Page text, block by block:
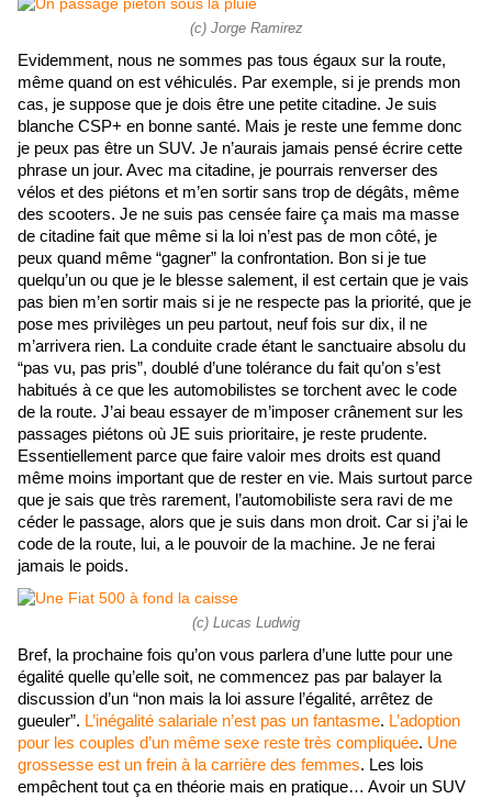
(c) Jorge Ramirez
Evidemment, nous ne sommes pas tous égaux sur la route,
même quand on est véhiculés. Par exemple, si je prends mon
cas, je suppose que je dois être une petite citadine. Je suis
blanche CSP+ en bonne santé. Mais je reste une femme donc
je peux pas être un SUV. Je n’aurais jamais pensé écrire cette
phrase un jour. Avec ma citadine, je pourrais renverser des
vélos et des piétons et m’en sortir sans trop de dégâts, même
des scooters. Je ne suis pas censée faire ça mais ma masse
de citadine fait que même si la loi n’est pas de mon côté, je
peux quand même “gagner” la confrontation. Bon si je tue
quelqu’un ou que je le blesse salement, il est certain que je vais
pas bien m’en sortir mais si je ne respecte pas la priorité, que je
pose mes privilèges un peu partout, neuf fois sur dix, il ne
m’arrivera rien. La conduite crade étant le sanctuaire absolu du
“pas vu, pas pris”, doublé d’une tolérance du fait qu’on s’est
habitués à ce que les automobilistes se torchent avec le code
de la route. J’ai beau essayer de m’imposer crânement sur les
passages piétons où JE suis prioritaire, je reste prudente.
Essentiellement parce que faire valoir mes droits est quand
même moins important que de rester en vie. Mais surtout parce
que je sais que très rarement, l’automobiliste sera ravi de me
céder le passage, alors que je suis dans mon droit. Car si j’ai le
code de la route, lui, a le pouvoir de la machine. Je ne ferai
jamais le poids.
(c) Lucas Ludwig
Bref, la prochaine fois qu’on vous parlera d’une lutte pour une
égalité quelle qu’elle soit, ne commencez pas par balayer la
discussion d’un “non mais la loi assure l’égalité, arrêtez de
gueuler”. L’inégalité salariale n’est pas un fantasme. L’adoption
pour les couples d’un même sexe reste très compliquée. Une
grossesse est un frein à la carrière des femmes. Les lois
empêchent tout ça en théorie mais en pratique… Avoir un SUV